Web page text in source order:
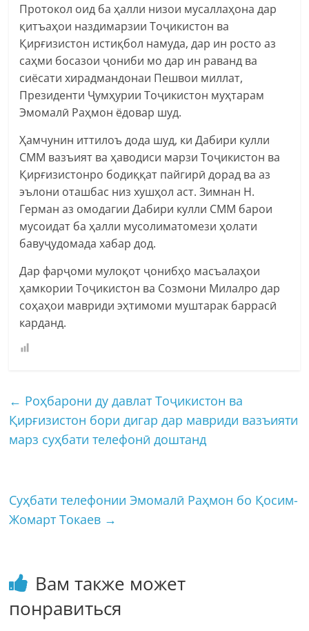
Протокол оид ба ҳалли низои мусаллаҳона дар
қитъаҳои наздимарзии Тоҷикистон ва
Қирғизистон истиқбол намуда, дар ин росто аз
саҳми босазои ҷониби мо дар ин раванд ва
сиёсати хирадмандонаи Пешвои миллат,
Президенти Ҷумҳурии Тоҷикистон муҳтарам
Эмомалӣ Раҳмон ёдовар шуд.
Ҳамчунин иттилоъ дода шуд, ки Дабири кулли
СММ вазъият ва ҳаводиси марзи Тоҷикистон ва
Қирғизистонро бодиққат пайгирӣ дорад ва аз
эълони оташбас низ хушҳол аст. Зимнан Н.
Герман аз омодагии Дабири кулли СММ барои
мусоидат ба ҳалли мусолиматомези ҳолати
бавуҷудомада хабар дод.
Дар фарҷоми мулоқот ҷонибҳо масъалаҳои
ҳамкории Тоҷикистон ва Созмони Милалро дар
соҳаҳои мавриди эҳтимоми муштарак баррасӣ
карданд.
← Роҳбарони ду давлат Тоҷикистон ва
Қирғизистон бори дигар дар мавриди вазъияти
марз суҳбати телефонӣ доштанд
Суҳбати телефонии Эмомалӣ Раҳмон бо Қосим-
Жомарт Токаев →
Вам также может
понравиться